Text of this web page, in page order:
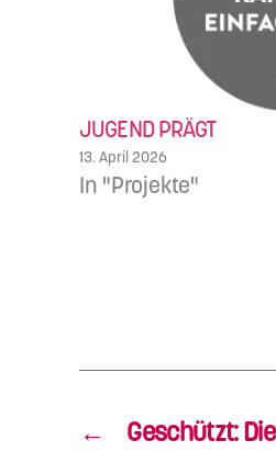
JUGEND PRÄGT
13. April 2026
In "Projekte"
← Geschützt: